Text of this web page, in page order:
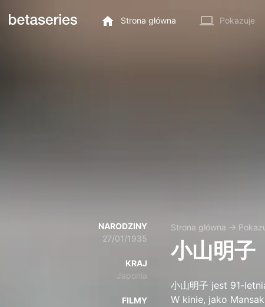
Strona główna Pokazuje
NARODZINY
27/01/1935
KRAJ
Japonia
FILMY
Strona główna →
小山明子
小山明子 jest 91-
W kinie, jako